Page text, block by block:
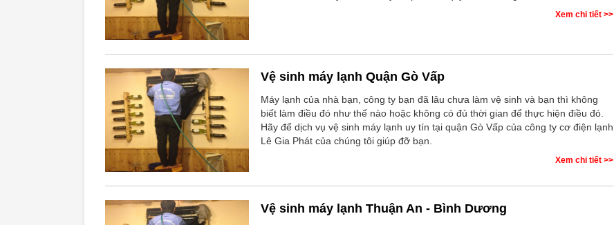
Xem chi tiết >>
Vệ sinh máy lạnh Quận Gò Vấp
Máy lạnh của nhà bạn, công ty bạn đã lâu chưa làm vệ sinh và bạn thì không
biết làm điều đó như thế nào hoặc không có đủ thời gian để thực hiện điều đó.
Hãy để dịch vụ vệ sinh máy lạnh uy tín tại quận Gò Vấp của công ty cơ điện lạnh
Lê Gia Phát của chúng tôi giúp đỡ bạn.
Xem chi tiết >>
Vệ sinh máy lạnh Thuận An - Bình Dương